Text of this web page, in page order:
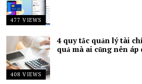
477 VIEWS
408 VIEWS
4 quy tắc quản lý tài
quả mà ai cũng nên áp